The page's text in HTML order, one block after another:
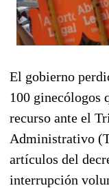
El gobierno
100 ginecólogos
recurso ante el
Administrativo
artículos del
interrupción